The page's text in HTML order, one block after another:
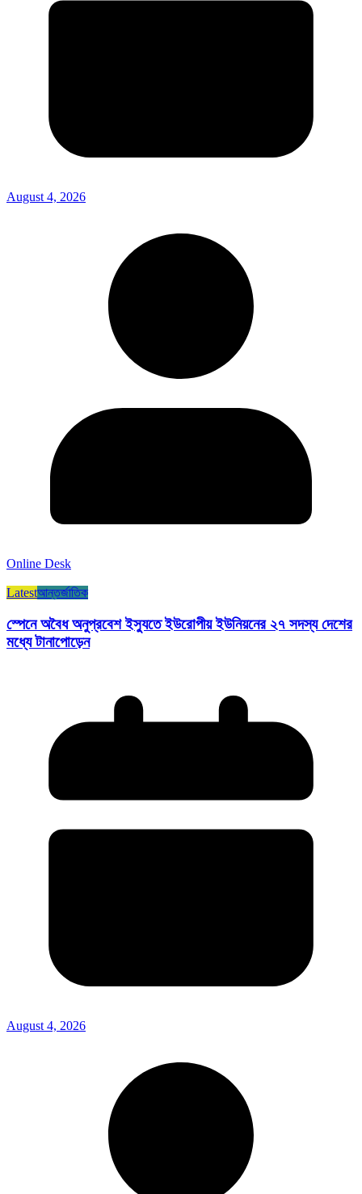
August 4, 2026
Online Desk
Latestআন্তর্জাতিক
স্পেনে অবৈধ অনুপ্রবেশ ইস্যুতে ইউরোপীয় ইউনিয়নের ২৭ সদস্য দেশের
মধ্যে টানাপোড়েন
August 4, 2026